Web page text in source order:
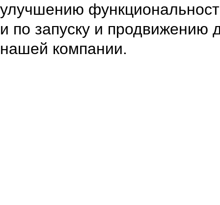
улучшению
и по запуску и продвижению
нашей компании.